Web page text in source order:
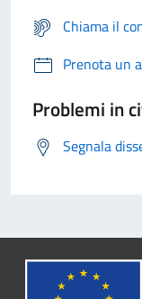
Chiama il
Prenota un
Problemi in
Segnala